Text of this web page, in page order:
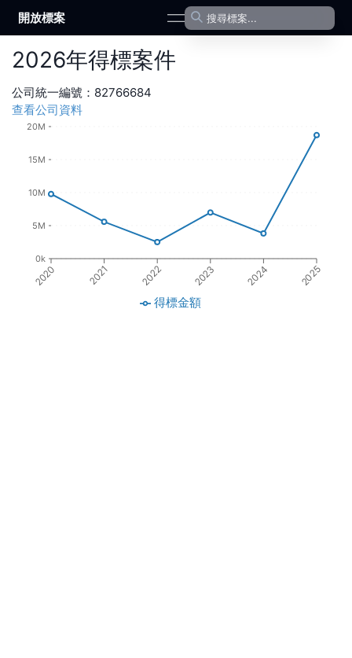
開放標案 open navigation menu
2026年得標案件
公司統一編號： 82766684
查看公司資料
2020 2021 2022 2023 2024 2025
0k
5M
10M
15M
20M
得標金額